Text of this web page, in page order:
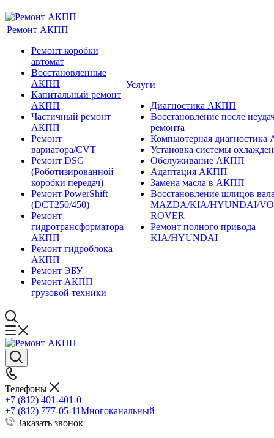
Ремонт АКПП
Ремонт коробки
автомат
Восстановленные
АКПП
Капитальный ремонт
АКПП
Частичный ремонт
АКПП
Ремонт
вариатора/CVT
Ремонт DSG
(Роботизированной
коробки передач)
Ремонт PowerShift
(DCT250/450)
Ремонт
гидротрансформатора
АКПП
Ремонт гидроблока
АКПП
Ремонт ЭБУ
Ремонт АКПП
грузовой техники
Услуги
Диагностика АКПП
Восстановление после
ремонта
Компьютерная
Установка системы
Обслуживание АКПП
Адаптация АКПП
Замена масла в АКПП
Восстановление шлицов
MAZDA/KIA/HYUNDAI/
ROVER
Ремонт полного привода
KIA/HYUNDAI
Телефоны
+7 (812) 401-401-0
+7 (812) 777-05-11Многоканальный
Заказать звонок